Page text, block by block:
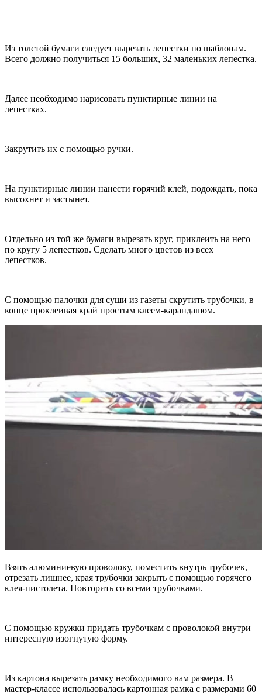
Из толстой бумаги следует вырезать лепестки по шаблонам.
Всего должно получиться 15 больших, 32 маленьких лепестка.
Далее необходимо нарисовать пунктирные линии на
лепестках.
Закрутить их с помощью ручки.
На пунктирные линии нанести горячий клей, подождать, пока
высохнет и застынет.
Отдельно из той же бумаги вырезать круг, приклеить на него
по кругу 5 лепестков. Сделать много цветов из всех
лепестков.
С помощью палочки для суши из газеты скрутить трубочки, в
конце проклеивая край простым клеем-карандашом.
Взять алюминиевую проволоку, поместить внутрь трубочек,
отрезать лишнее, края трубочки закрыть с помощью горячего
клея-пистолета. Повторить со всеми трубочками.
С помощью кружки придать трубочкам с проволокой внутри
интересную изогнутую форму.
Из картона вырезать рамку необходимого вам размера. В
мастер-классе использовалась картонная рамка с размерами 60